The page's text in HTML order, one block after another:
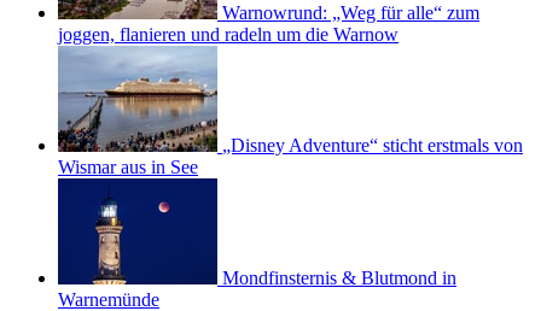
Warnowrund: „Weg für alle“ zum
joggen, flanieren und radeln um die Warnow
„Disney Adventure“ sticht erstmals von
Wismar aus in See
Mondfinsternis & Blutmond in
Warnemünde